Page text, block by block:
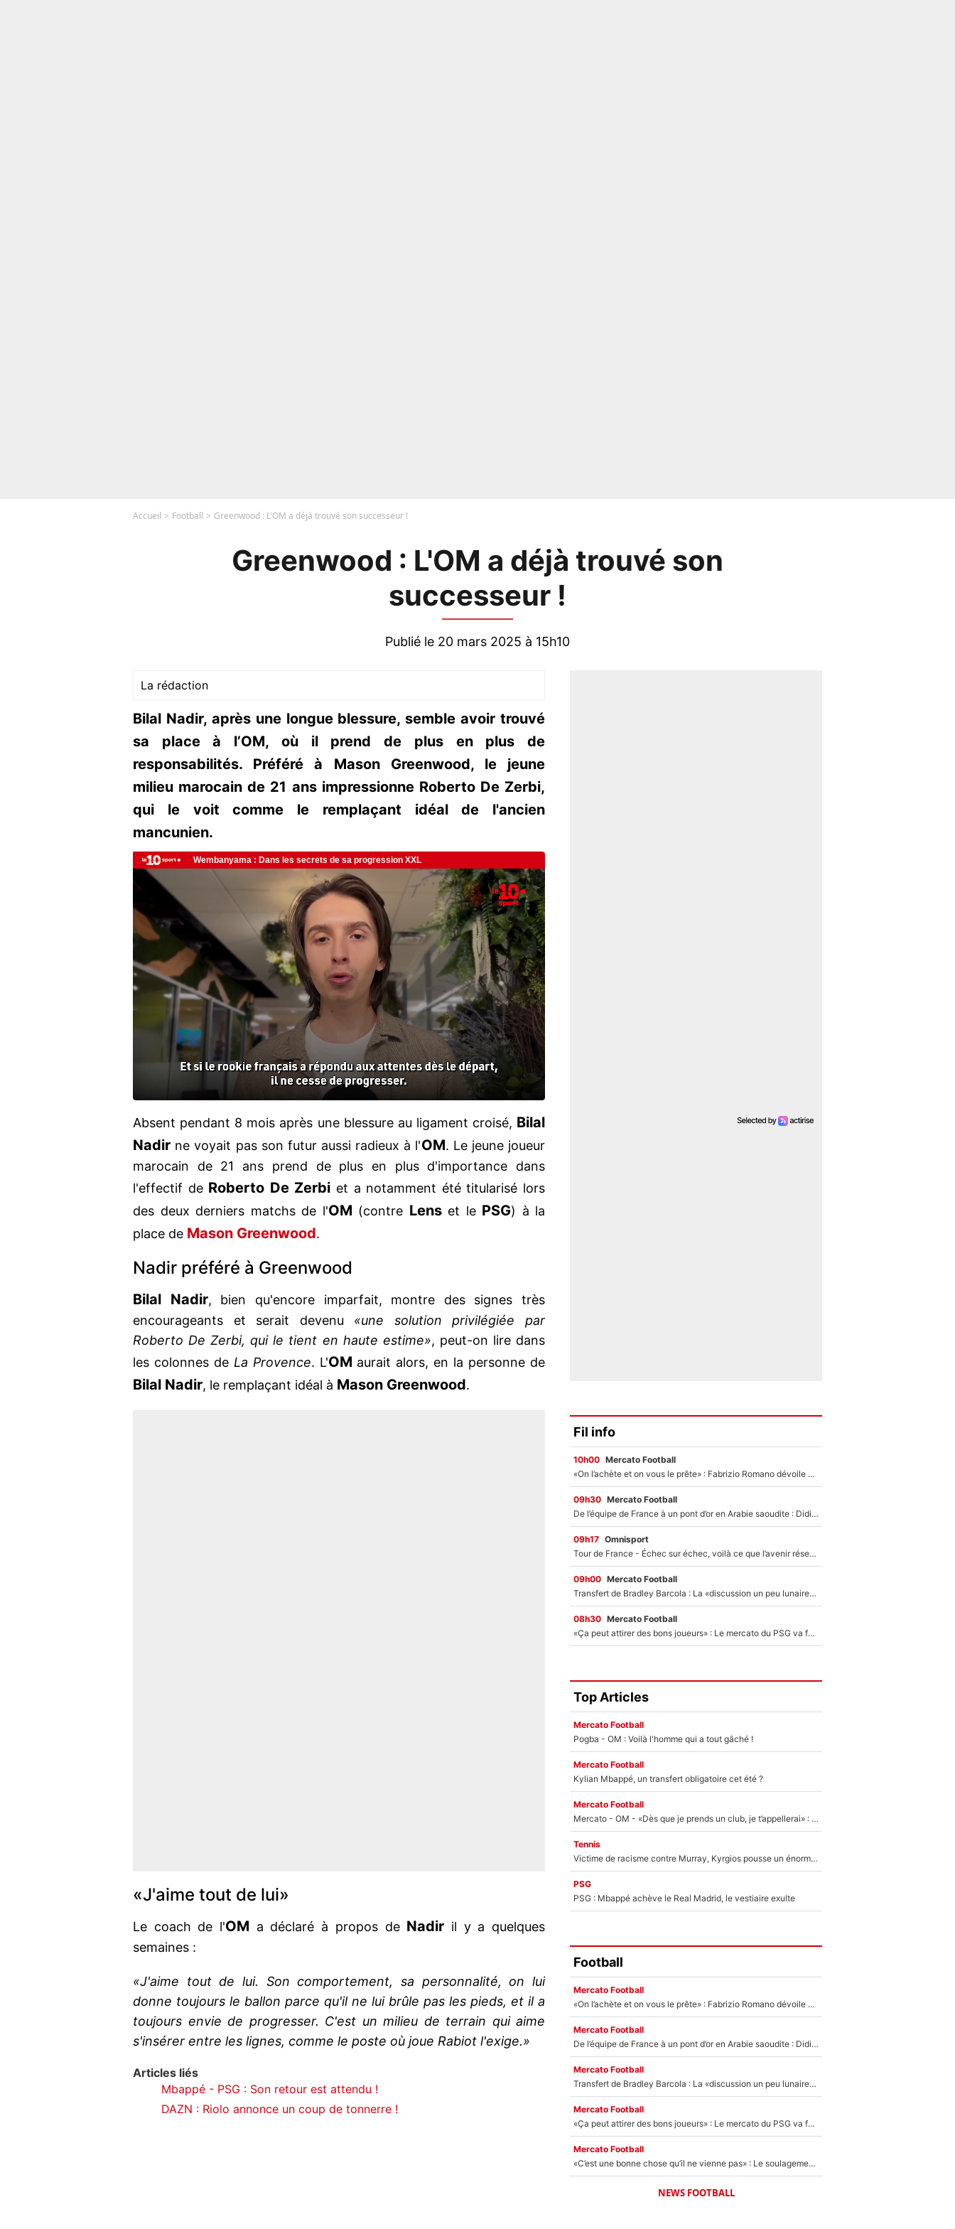
Accueil Football Greenwood : L'OM a déjà trouvé son successeur !
Greenwood : L'OM a déjà trouvé son
successeur !
Publié le 20 mars 2025 à 15h10
La rédaction
Bilal Nadir, après une longue blessure, semble avoir trouvé
sa place à l’OM, où il prend de plus en plus de
responsabilités. Préféré à Mason Greenwood, le jeune
milieu marocain de 21 ans impressionne Roberto De Zerbi,
qui le voit comme le remplaçant idéal de l'ancien
mancunien.
Absent pendant 8 mois après une blessure au ligament croisé, Bilal
Nadir ne voyait pas son futur aussi radieux à l'OM. Le jeune joueur
marocain de 21 ans prend de plus en plus d'importance dans
l'effectif de Roberto De Zerbi et a notamment été titularisé lors
des deux derniers matchs de l'OM (contre Lens et le PSG) à la
place de Mason Greenwood.
Nadir préféré à Greenwood
Bilal Nadir, bien qu'encore imparfait, montre des signes très
encourageants et serait devenu «une solution privilégiée par
Roberto De Zerbi, qui le tient en haute estime», peut-on lire dans
les colonnes de La Provence. L'OM aurait alors, en la personne de
Bilal Nadir, le remplaçant idéal à Mason Greenwood.
«J'aime tout de lui»
Le coach de l'OM a déclaré à propos de Nadir il y a quelques
semaines :
«J'aime tout de lui. Son comportement, sa personnalité, on lui
donne toujours le ballon parce qu'il ne lui brûle pas les pieds, et il a
toujours envie de progresser. C'est un milieu de terrain qui aime
s'insérer entre les lignes, comme le poste où joue Rabiot l'exige.»
Articles liés
Mbappé - PSG : Son retour est attendu !
DAZN : Riolo annonce un coup de tonnerre !
Fil info
10h00 Mercato Football
«On l’achète et on vous le prête» : Fabrizio Romano dévoile déjà la stratégie du PSG avec le transfert de Zion Suzuki !
09h30 Mercato Football
De l’équipe de France à un pont d’or en Arabie saoudite : Didier Deschamps a donné sa réponse !
09h17 Omnisport
Tour de France - Échec sur échec, voilà ce que l’avenir réserve à Paul Seixas : «Tant qu’il y aura un Pogacar comme celui-là...»
09h00 Mercato Football
Transfert de Bradley Barcola : La «discussion un peu lunaire» qui l'a convaincu de quitter le PSG, son entourage est pointé du doigt
08h30 Mercato Football
«Ça peut attirer des bons joueurs» : Le mercato du PSG va faire des victimes dans l'effectif de Luis Enrique ?
Top Articles
Mercato Football
Pogba - OM : Voilà l'homme qui a tout gâché !
Mercato Football
Kylian Mbappé, un transfert obligatoire cet été ?
Mercato Football
Mercato - OM - «Dès que je prends un club, je t’appellerai» : La promesse de Marcelino au moment de claquer la porte
Tennis
Victime de racisme contre Murray, Kyrgios pousse un énorme coup de gueule !
PSG
PSG : Mbappé achève le Real Madrid, le vestiaire exulte
Football
Mercato Football
«On l’achète et on vous le prête» : Fabrizio Romano dévoile déjà la stratégie du PSG avec le transfert de Zion Suzuki !
Mercato Football
De l’équipe de France à un pont d’or en Arabie saoudite : Didier Deschamps a donné sa réponse !
Mercato Football
Transfert de Bradley Barcola : La «discussion un peu lunaire» qui l'a convaincu de quitter le PSG, son entourage est pointé du doigt
Mercato Football
«Ça peut attirer des bons joueurs» : Le mercato du PSG va faire des victimes dans l'effectif de Luis Enrique ?
Mercato Football
«C’est une bonne chose qu’il ne vienne pas» : Le soulagement de l'After Foot après le transfert avorté de Yan Diomandé au PSG
NEWS FOOTBALL